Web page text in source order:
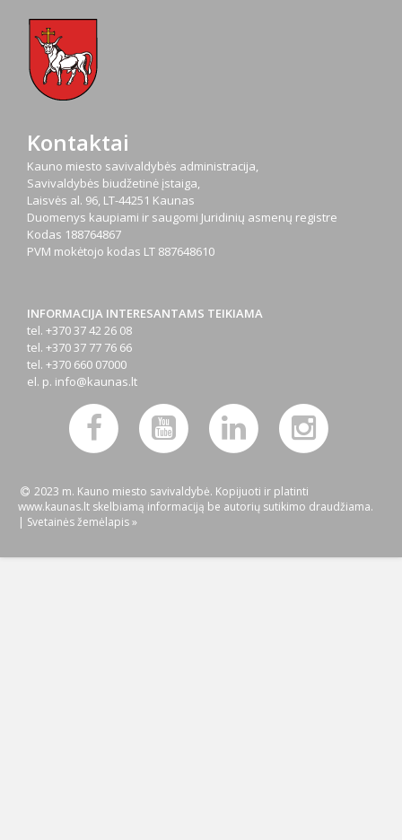
Kontaktai
Kauno miesto savivaldybės administracija,
Savivaldybės biudžetinė įstaiga,
Laisvės al. 96, LT-44251 Kaunas
Duomenys kaupiami ir saugomi Juridinių asmenų registre
Kodas 188764867
PVM mokėtojo kodas LT 887648610
INFORMACIJA INTERESANTAMS TEIKIAMA
tel. +370 37 42 26 08
tel. +370 37 77 76 66
tel. +370 660 07000
el. p. info@kaunas.lt
2023 m. Kauno miesto savivaldybė. Kopijuoti ir platinti
www.kaunas.lt skelbiamą informaciją be autorių sutikimo draudžiama.
| Svetainės žemėlapis »